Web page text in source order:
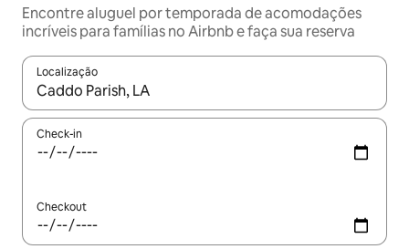
Encontre aluguel por temporada de acomodações
incríveis para famílias no Airbnb e faça sua reserva
Localização
Quando os resultados estiverem disponíveis, explore-os
Check-in
Checkout